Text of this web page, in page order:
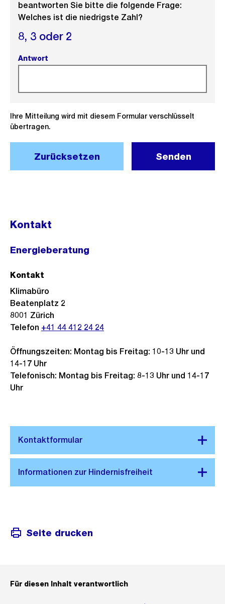
beantworten Sie bitte die folgende Frage:
Welches ist die niedrigste Zahl?
8, 3 oder 2
Antwort
Ihre Mitteilung wird mit diesem Formular verschlüsselt
übertragen.
Zurücksetzen Senden
Kontakt
Energieberatung
Öffnungszeiten: Montag bis Freitag: 10-13 Uhr und
14-17 Uhr
Telefonisch: Montag bis Freitag: 8-13 Uhr und 14-17
Uhr
Kontakt
Klimabüro
Beatenplatz 2
8001 Zürich
Telefon +41 44 412 24 24
Seite drucken
Für diesen Inhalt verantwortlich